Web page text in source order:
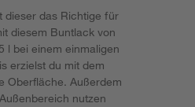
dieser das Richtige für
diesem Buntlack von
l bei einem einmaligen
erzielst du mit dem
Oberfläche. Außerdem
nutzen